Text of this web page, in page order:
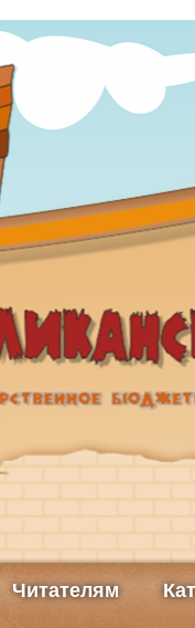
Читателям